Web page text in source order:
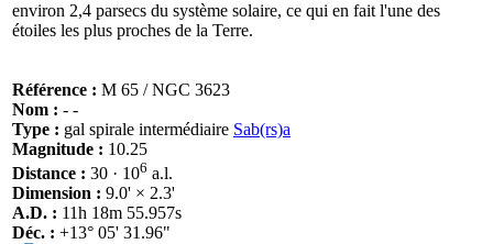
environ 2,4 parsecs du système solaire, ce qui en fait l'une des
étoiles les plus proches de la Terre.
Référence : M 65 / NGC 3623
Nom : - -
Type : gal spirale intermédiaire Sab(rs)a
Magnitude : 10.25
Distance : 30 · 106 a.l.
Dimension : 9.0' × 2.3'
A.D. : 11h 18m 55.957s
Déc. : +13° 05' 31.96"